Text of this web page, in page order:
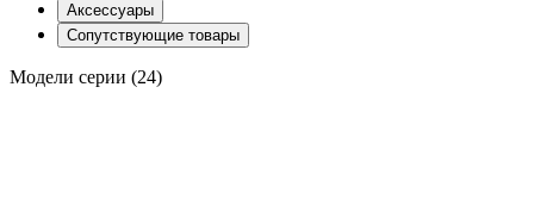
Аксессуары
Сопутствующие товары
Модели серии (24)